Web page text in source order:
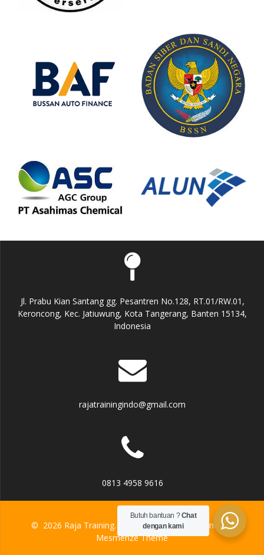
Jl. Prabu Kian Santang gg. Pesantren No.128, RT.01/RW.01,
Keroncong, Kec. Jatiuwung, Kota Tangerang, Banten 15134,
Indonesia
rajatrainingindo@gmail.com
0813 4958 9616
© 2026 Raja Training. Built using WordPress and the
Mesmerize Theme
Butuh bantuan ?Chat
dengan kami